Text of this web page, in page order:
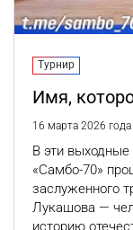
Турнир
Имя,
16 марта 2026 года
В эти выходные
«Самбо-70»
заслуженного
Лукашова —
историю